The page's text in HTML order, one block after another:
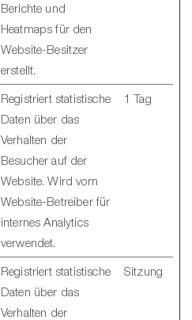
Berichte und
Heatmaps für den
Website-Besitzer
erstellt.
Registriert statistische
Daten über das
Verhalten der
Besucher auf der
Website. Wird vom
Website-Betreiber für
internes Analytics
verwendet.
1 Tag
Registriert statistische
Daten über das
Verhalten der
Sitzung